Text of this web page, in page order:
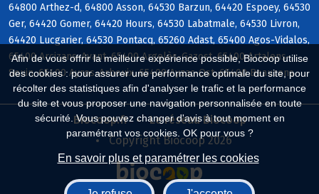
Afin de vous offrir la meilleure expérience possible, Biocoop utilise
des cookies : pour assurer une performance optimale du site, pour
récolter des statistiques afin d'analyser le trafic et la performance
du site et vous proposer une navigation personnalisée en toute
sécurité. Vous pouvez changer d'avis à tout moment en
paramétrant vos cookies. OK pour vous ?
En savoir plus et paramétrer les cookies
64800 Arthez-d, 64800 Asson, 64530 Barzun, 64420 Espoey, 64530
Ger, 64420 Gomer, 64420 Hours, 64530 Labatmale, 64530 Livron,
64420 Lucgarier, 64530 Pontacq, 65260 Adast, 65400 Agos-Vidalos,
65400 Arcizans-Avant, 65400 Argelès-Gazost, 65400 Artalens-
Souin, 65400 Ayros-Arbouix, 65400 Ayzac-Ost, 65400 Beaucens
Biocoop.fr
Le réseau Biocoop
Copyright Biocoop 2026